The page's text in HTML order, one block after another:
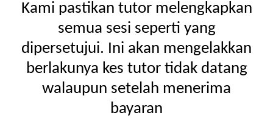
Kami pastikan tutor melengkapkan
semua sesi seperti yang
dipersetujui. Ini akan mengelakkan
berlakunya kes tutor tidak datang
walaupun setelah menerima
bayaran